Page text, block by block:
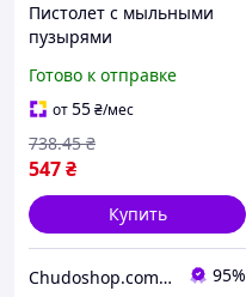
Пистолет с мыльными
пузырями
отверстий USB зарядка
безопасный пластик для
детей и
Готово к отправке
от55₴/мес
547₴
738.45 ₴
Купить
Chudoshop.com.ua 95%